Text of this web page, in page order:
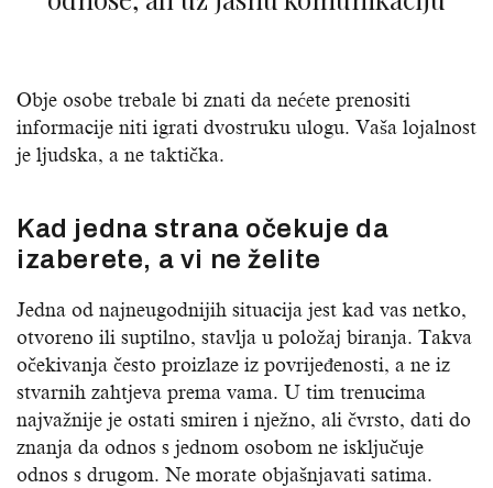
Obje osobe trebale bi znati da nećete prenositi
informacije niti igrati dvostruku ulogu. Vaša lojalnost
je ljudska, a ne taktička.
Kad jedna strana očekuje da
izaberete, a vi ne želite
Jedna od najneugodnijih situacija jest kad vas netko,
otvoreno ili suptilno, stavlja u položaj biranja. Takva
očekivanja često proizlaze iz povrijeđenosti, a ne iz
stvarnih zahtjeva prema vama. U tim trenucima
najvažnije je ostati smiren i nježno, ali čvrsto, dati do
znanja da odnos s jednom osobom ne isključuje
odnos s drugom. Ne morate objašnjavati satima.